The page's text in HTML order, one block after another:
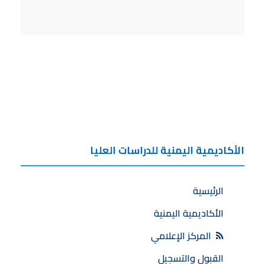
الأكاديمية اليمنية للدراسات العليا
الرئيسية
الأكاديمية اليمنية
المركز الإعلامي
القبول والتسجيل